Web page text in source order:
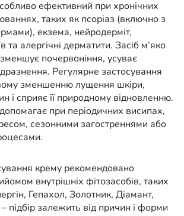
ефективний при хронічних
таких як псоріаз (включно з
екзема, нейродерміт,
та алергічні дерматити. Засіб м’яко
почервоніння, усуває
Регулярне застосування
зменшенню лущення шкіри,
і сприяє її природному відновленню.
при періодичних висипах,
сезонними загостреннями або
крему рекомендовано
внутрішніх фітозасобів, таких
Гепахол, Золотник, Діамант,
підбір залежить від причин і форми